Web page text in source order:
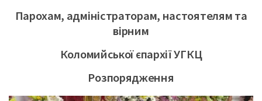
Парохам, адміністраторам, настоятелям та
вірним
Коломийської єпархії УГКЦ
Розпорядження